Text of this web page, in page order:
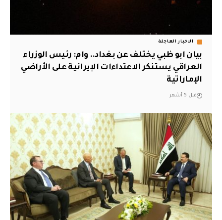
الاخبار العاجلة
بيان ابو ظبي يختلف عن بغداد.. وام: رئيس الوزراء
العراقي يستنكر الاعتداءات الإيرانية على الأراضي
الإماراتية
قبل 5 أشهر